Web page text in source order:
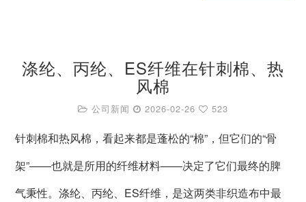
涤纶、丙纶、ES纤维在针刺棉、热
风棉
公司新闻 2026-02-26 523
针刺棉和热风棉，看起来都是蓬松的“棉”，但它们的“骨
架”——也就是所用的纤维材料——决定了它们最终的脾
气秉性。涤纶、丙纶、ES纤维，是这两类非织造布中最